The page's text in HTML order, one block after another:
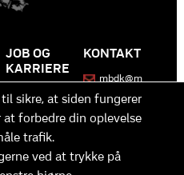
JOB OG
KARRIERE
Bliv en del
af MBDK
Vores
team
og
KONTAKT
mbdk@m
sikre, at siden fungerer
forbedre din oplevelse
trafik.
ved at trykke på